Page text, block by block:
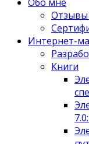
Обо мне
Отзывы
Интернет-
Книги